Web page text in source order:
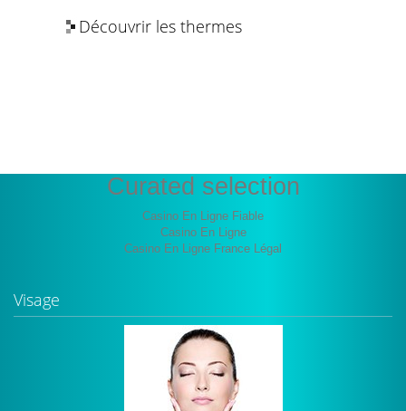
Découvrir les thermes
Curated selection
Casino En Ligne Fiable
Casino En Ligne
Casino En Ligne France Légal
Visage